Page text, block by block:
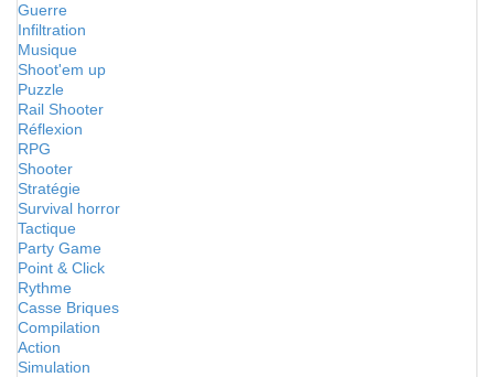
Guerre
Infiltration
Musique
Shoot'em up
Puzzle
Rail Shooter
Réflexion
RPG
Shooter
Stratégie
Survival horror
Tactique
Party Game
Point & Click
Rythme
Casse Briques
Compilation
Action
Simulation